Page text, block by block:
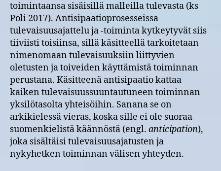
toimintaansa sisäisillä malleilla tulevasta (ks
Poli 2017). Antisipaatioprosesseissa
tulevaisuusajattelu ja -toiminta kytkeytyvät siis
tiiviisti toisiinsa, sillä käsitteellä tarkoitetaan
nimenomaan tulevaisuuksiin liittyvien
oletusten ja toiveiden käyttämistä toiminnan
perustana. Käsitteenä antisipaatio kattaa
kaiken tulevaisuussuuntautuneen toiminnan
yksilötasolta yhteisöihin. Sanana se on
arkikielessä vieras, koska sille ei ole suoraa
suomenkielistä käännöstä (engl. anticipation),
joka sisältäisi tulevaisuusajatusten ja
nykyhetken toiminnan välisen yhteyden.